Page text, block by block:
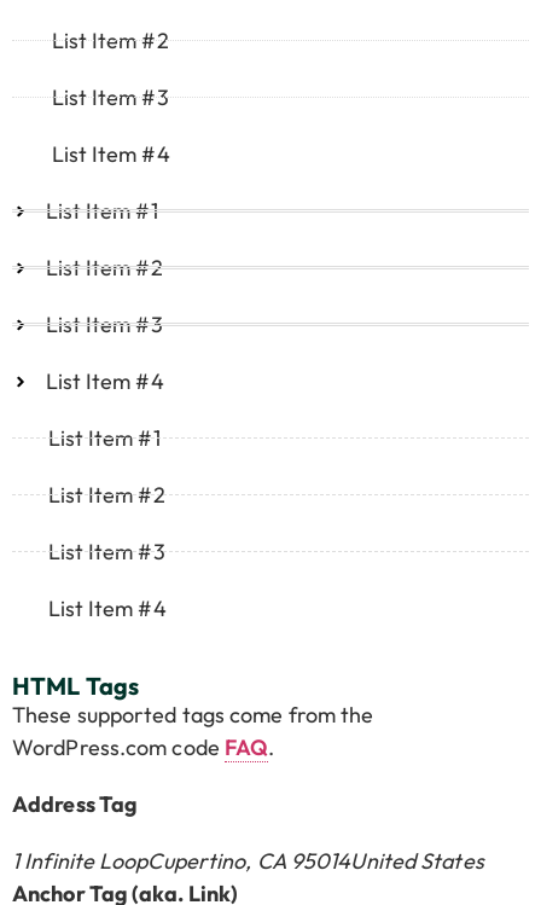
List Item #2
List Item #3
List Item #4
List Item #1
List Item #2
List Item #3
List Item #4
List Item #1
List Item #2
List Item #3
List Item #4
HTML Tags
These supported tags come from the
WordPress.com code FAQ.
Address Tag
1 Infinite LoopCupertino, CA 95014United States
Anchor Tag (aka. Link)